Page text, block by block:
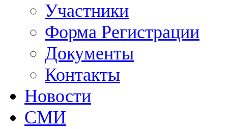
Участники
Форма Регистрации
Документы
Контакты
Новости
СМИ